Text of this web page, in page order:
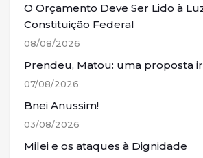
O Orçamento Deve Ser Lido à
Constituição Federal
08/08/2026
Prendeu, Matou: uma proposta
07/08/2026
Bnei Anussim!
03/08/2026
Milei e os ataques à Dignidade